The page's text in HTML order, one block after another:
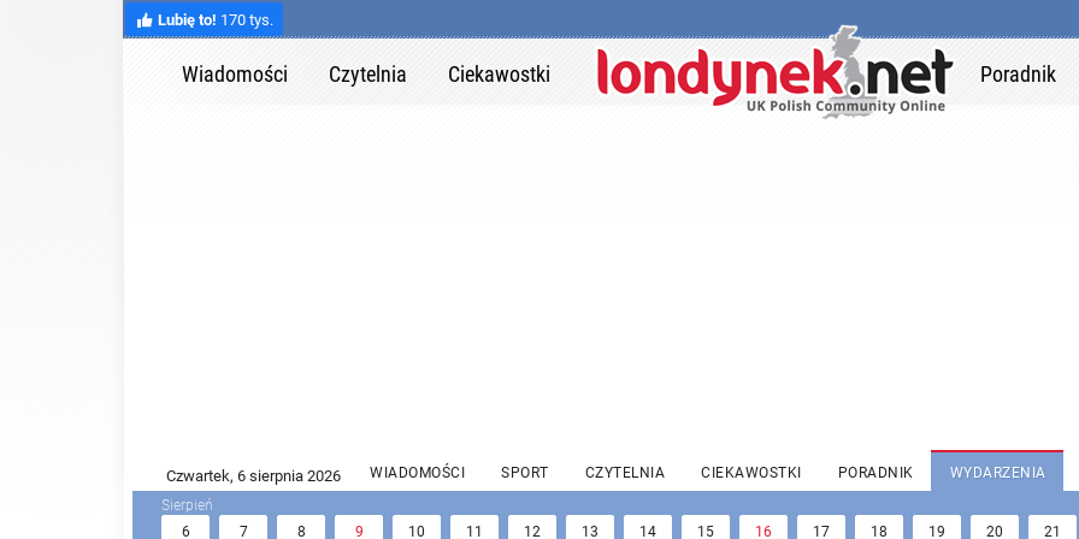
Lubię to! 170 tys.
Wiadomości Czytelnia Ciekawostki Poradnik
WIADOMOŚCI SPORT CZYTELNIA CIEKAWOSTKI PORADNIK WYDARZENIA
6 7 8 9 10 11 12 13 14 15 16 17 18 19 20 21